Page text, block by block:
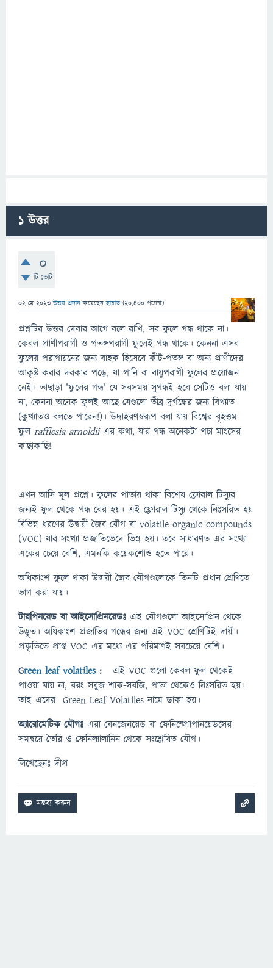
1উত্তর
0
টি ভোট
02 মে 2023 উত্তর প্রদান করেছেনহায়াত (20,400 পয়েন্ট)
প্রশ্নটির উত্তর দেবার আগে বলে রাখি, সব ফুলে গন্ধ থাকে না।
কেবল প্রাণীপরাগী ও পতঙ্গপরাগী ফুলেই গন্ধ থাকে। কেননা এসব
ফুলের পরাগায়নের জন্য বাহক হিসেবে কীট-পতঙ্গ বা অন্য প্রাণীদের
আকৃষ্ট করার দরকার পড়ে, যা পানি বা বায়ুপরাগী ফুলের প্রয়োজন
নেই। তাছাড়া 'ফুলের গন্ধ' যে সবসময় সুগন্ধই হবে সেটিও বলা যায়
না, কেননা অনেক ফুলই আছে যেগুলো তীব্র দুর্গন্ধের জন্য বিখ্যাত
(কুখ্যাতও বলতে পারেন!)। উদাহরণস্বরূপ বলা যায় বিশ্বের বৃহত্তম
ফুল rafflesia arnoldii এর কথা, যার গন্ধ অনেকটা পচা মাংসের
কাছাকাছি!
এখন আসি মূল প্রশ্নে। ফুলের পাতায় থাকা বিশেষ ফ্লোরাল টিস্যুর
জন্যই ফুল থেকে গন্ধ বের হয়। এই ফ্লোরাল টিস্যু থেকে নিঃসরিত হয়
বিভিন্ন ধরণের উদ্বায়ী জৈব যৌগ বা volatile organic compounds
(VOC) যার সংখ্যা প্রজাতিভেদে ভিন্ন হয়। তবে সাধারণত এর সংখ্যা
একের চেয়ে বেশি, এমনকি কয়েকশোও হতে পারে।
অধিকাংশ ফুলে থাকা উদ্বায়ী জৈব যৌগগুলোকে তিনটি প্রধান শ্রেণিতে
ভাগ করা যায়।
টারপিনয়েড বা আইসোপ্রিনয়েডঃ এই যৌগগুলো আইসোপ্রিন থেকে
উদ্ভূত। অধিকাংশ প্রজাতির গন্ধের জন্য এই VOC শ্রেণিটিই দায়ী।
প্রকৃতিতে প্রাপ্ত VOC এর মধ্যে এর পরিমাণই সবচেয়ে বেশি।
Green leaf volatiles :
এই VOC গুলো কেবল ফুল থেকেই
পাওয়া যায় না, বরং সবুজ শাক-সবজি, পাতা থেকেও নিঃসরিত হয়।
তাই এদের Green Leaf Volatiles নামে ডাকা হয়।
অ্যারোমেটিক যৌগঃ এরা বেনজেনয়েড বা ফেনিল্প্রোপানয়েডসের
সমন্বয়ে তৈরি ও ফেনিল্যালানিন থেকে সংশ্লেষিত যৌগ।
লিখেছেনঃ দীপ্র